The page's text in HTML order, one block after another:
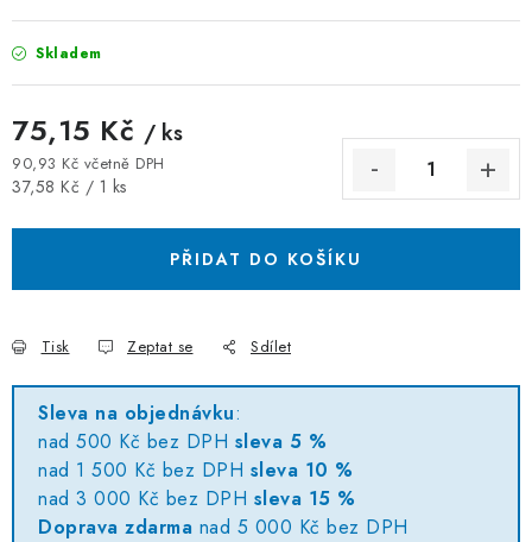
Skladem
75,15 Kč / ks
90,93 Kč včetně DPH
Měrná cena:
37,58 Kč / 1 ks
PŘIDAT DO KOŠÍKU
Tisk Zeptat se Sdílet
Sleva na objednávku:
nad 500 Kč bez DPH sleva 5 %
nad 1 500 Kč bez DPH sleva 10 %
nad 3 000 Kč bez DPH sleva 15 %
Doprava zdarma nad 5 000 Kč bez DPH